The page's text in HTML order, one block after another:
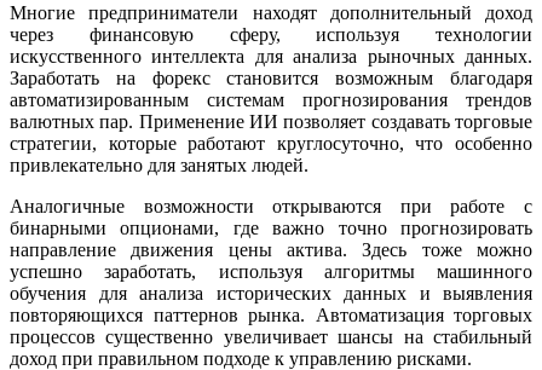
Многие предприниматели находят дополнительный доход
через финансовую сферу, используя технологии
искусственного интеллекта для анализа рыночных данных.
Заработать на форекс становится возможным благодаря
автоматизированным системам прогнозирования трендов
валютных пар. Применение ИИ позволяет создавать торговые
стратегии, которые работают круглосуточно, что особенно
привлекательно для занятых людей.
Аналогичные возможности открываются при работе с
бинарными опционами, где важно точно прогнозировать
направление движения цены актива. Здесь тоже можно
успешно заработать, используя алгоритмы машинного
обучения для анализа исторических данных и выявления
повторяющихся паттернов рынка. Автоматизация торговых
процессов существенно увеличивает шансы на стабильный
доход при правильном подходе к управлению рисками.